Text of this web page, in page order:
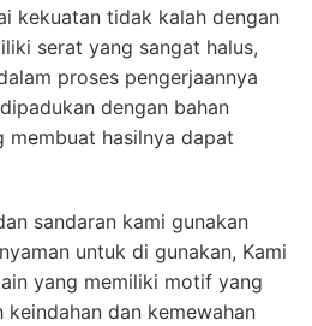
kekuatan tidak kalah dengan
serat yang sangat halus,
proses pengerjaannya
dengan bahan
hasilnya dapat
sandaran kami gunakan
untuk di gunakan, Kami
yang memiliki motif yang
dan kemewahan